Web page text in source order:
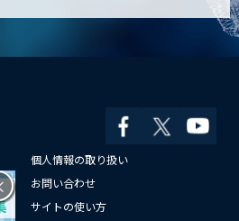
個人情報の取り扱い
お問い合わせ
サイトの使い方